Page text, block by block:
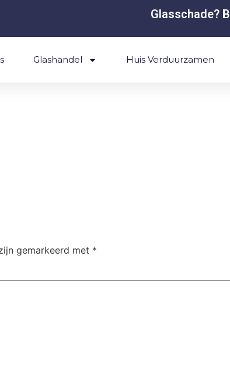
Glasschade?
Glashandel Huis Verduurzamen
gemarkeerd met *